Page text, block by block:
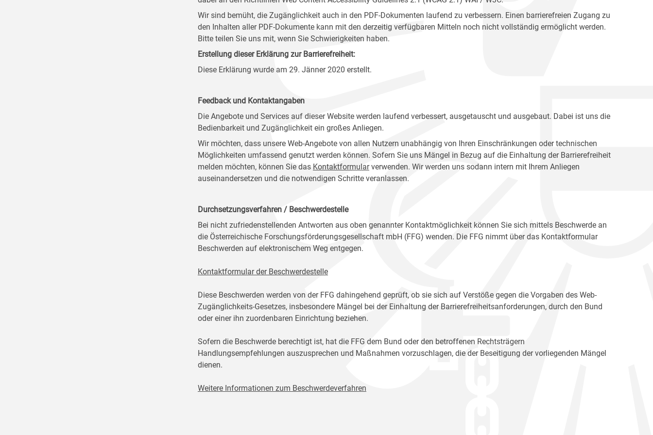
Wir sind bemüht, die Zugänglichkeit auch in den PDF-Dokumenten laufend zu verbessern. Einen barrierefreien Zugang zu
den Inhalten aller PDF-Dokumente kann mit den derzeitig verfügbaren Mitteln noch nicht vollständig ermöglicht werden.
Bitte teilen Sie uns mit, wenn Sie Schwierigkeiten haben.
Erstellung dieser Erklärung zur Barrierefreiheit:
Diese Erklärung wurde am 29. Jänner 2020 erstellt.
Feedback und Kontaktangaben
Die Angebote und Services auf dieser Website werden laufend verbessert, ausgetauscht und ausgebaut. Dabei ist uns die
Bedienbarkeit und Zugänglichkeit ein großes Anliegen.
Wir möchten, dass unsere Web-Angebote von allen Nutzern unabhängig von Ihren Einschränkungen oder technischen
Möglichkeiten umfassend genutzt werden können. Sofern Sie uns Mängel in Bezug auf die Einhaltung der Barrierefreiheit
melden möchten, können Sie das Kontaktformularverwenden. Wir werden uns sodann intern mit Ihrem Anliegen
auseinandersetzen und die notwendigen Schritte veranlassen.
Durchsetzungsverfahren / Beschwerdestelle
Bei nicht zufriedenstellenden Antworten aus oben genannter Kontaktmöglichkeit können Sie sich mittels Beschwerde an
die Österreichische Forschungsförderungsgesellschaft mbH (FFG) wenden. Die FFG nimmt über das Kontaktformular
Beschwerden auf elektronischem Weg entgegen.
Kontaktformular der Beschwerdestelle
Diese Beschwerden werden von der FFG dahingehend geprüft, ob sie sich auf Verstöße gegen die Vorgaben des Web-
Zugänglichkeits-Gesetzes, insbesondere Mängel bei der Einhaltung der Barrierefreiheitsanforderungen, durch den Bund
oder einer ihn zuordenbaren Einrichtung beziehen.
Sofern die Beschwerde berechtigt ist, hat die FFG dem Bund oder den betroffenen Rechtsträgern
Handlungsempfehlungen auszusprechen und Maßnahmen vorzuschlagen, die der Beseitigung der vorliegenden Mängel
dienen.
Weitere Informationen zum Beschwerdeverfahren